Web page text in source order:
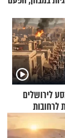
לירושלים